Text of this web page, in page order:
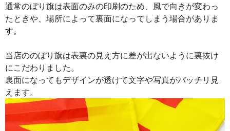
通常のぼり旗は表面のみの印刷のため、風で向きが変わっ
たときや、場所によって裏面になってしまう場合がありま
す。
当店ののぼり旗は表裏の見え方に差が出ないように裏抜け
にこだわりました。
裏面になってもデザインが透けて文字や写真がバッチリ見
えます。